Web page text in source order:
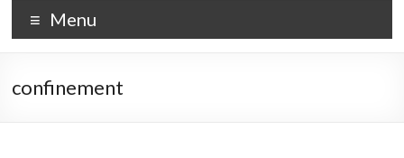
Menu
confinement